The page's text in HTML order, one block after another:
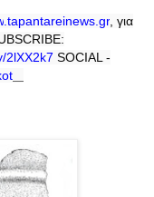
tapantareinews gr , για
2lXX2k7 SOCIAL -